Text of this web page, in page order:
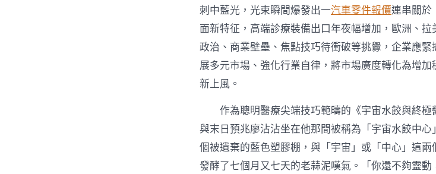
刺中藍光，光束瞬間爆發出一汽車零件報價連串關於
面新特征，高端診療裝備出口年夜幅增加，歐洲、
政治、商業壁壘、焦點技巧待衝破等挑釁，企業應
展多元市場、強化行業自律，將市場廣度轉化為增
新上風。
作為聰明醫療尖端技巧範疇的《宇宙水餃與終極
與末日預兆廖沾沾坐在他那間被稱為「宇宙水餃中
個被遺棄的藍色塑膠棚，與「宇宙」或「中心」這
發酵了七個月又七天的老蒜泥嘆氣。「你還不夠靈